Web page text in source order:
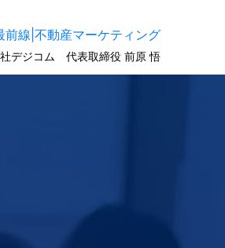
前線|不動産マーケティング
デジコム 代表取締役 前原 悟